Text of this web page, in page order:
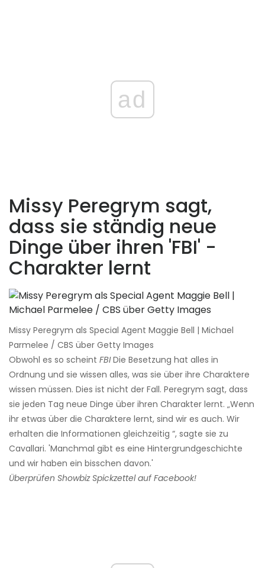
ad
Missy Peregrym sagt,
dass sie ständig neue
Dinge über ihren 'FBI' -
Charakter lernt
Missy Peregrym als Special Agent Maggie Bell | Michael
Parmelee / CBS über Getty Images
Obwohl es so scheint FBIDie Besetzung hat alles in
Ordnung und sie wissen alles, was sie über ihre Charaktere
wissen müssen. Dies ist nicht der Fall. Peregrym sagt, dass
sie jeden Tag neue Dinge über ihren Charakter lernt. „Wenn
ihr etwas über die Charaktere lernt, sind wir es auch. Wir
erhalten die Informationen gleichzeitig “, sagte sie zu
Cavallari. 'Manchmal gibt es eine Hintergrundgeschichte
und wir haben ein bisschen davon.'
Überprüfen Showbiz Spickzettel auf Facebook!